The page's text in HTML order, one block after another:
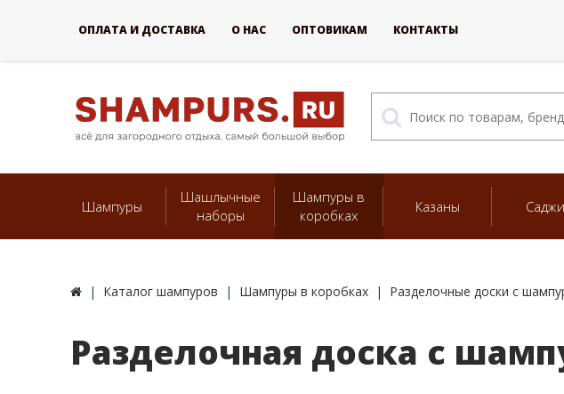
Шампуры
Шашлычные
наборы
Шампуры в
коробках
Казаны Саджи
Каталог шампуров Шампуры в коробках Разделочные доски с
Разделочная доска с
ОПЛАТА И ДОСТАВКА О НАС ОПТОВИКАМ КОНТАКТЫ